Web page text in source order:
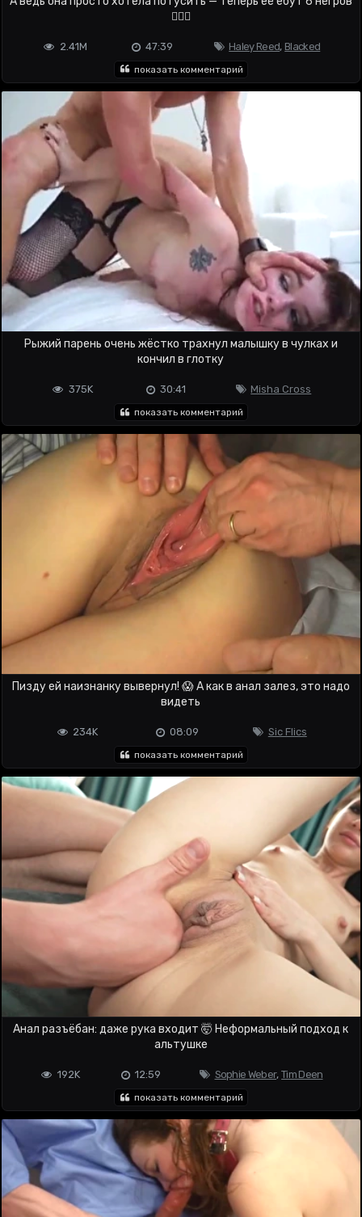
🤷🏼‍♀️
Haley Reed, Blacked
47:39
2.41M
показать комментарий
Рыжий парень очень жёстко трахнул малышку в чулках и
кончил в глотку
Misha Cross
30:41
375K
показать комментарий
Пизду ей наизнанку вывернул! 😱 А как в анал залез, это надо
видеть
Sic Flics
08:09
234K
показать комментарий
Анал разъёбан: даже рука входит 🤯 Неформальный подход к
альтушке
Sophie Weber,Tim Deen
12:59
192K
показать комментарий